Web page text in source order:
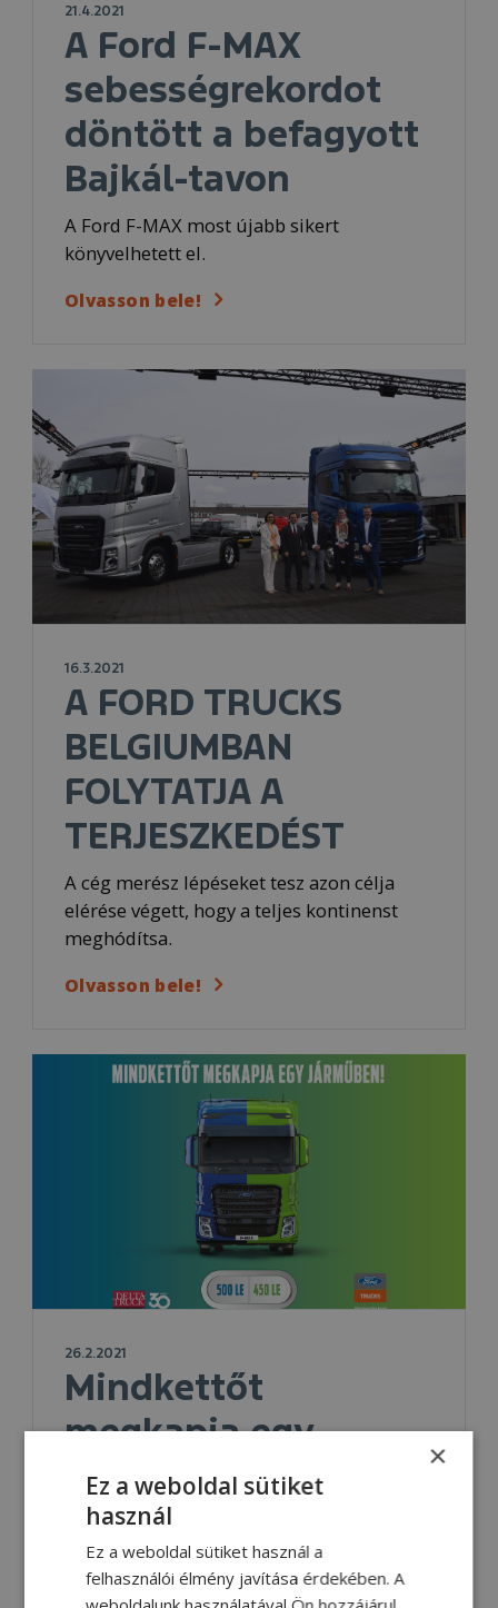
21.4.2021
A Ford F-MAX
sebességrekordot
döntött a befagyott
Bajkál-tavon
A Ford F-MAX most újabb sikert
könyvelhetett el.
Olvasson bele!
16.3.2021
A FORD TRUCKS
BELGIUMBAN
FOLYTATJA A
TERJESZKEDÉST
A cég merész lépéseket tesz azon célja
elérése végett, hogy a teljes kontinenst
meghódítsa.
Olvasson bele!
26.2.2021
Mindkettőt
megkapja egy
járműben!
Az F-MAX Eco+ módjával egy
gombnyomásra válthat 500 és 450 lóerő
között!
×
Ez a weboldal sütiket
használ
Ez a weboldal sütiket használ a
felhasználói élmény javítása érdekében. A